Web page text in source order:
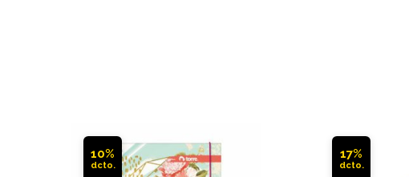
10% 17%